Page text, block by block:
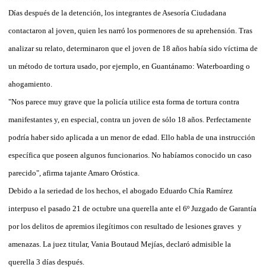
Días después de la detención, los integrantes de Asesoría Ciudadana
contactaron al joven, quien les narró los pormenores de su aprehensión. Tras
analizar su relato, determinaron que el joven de 18 años había sido víctima de
un método de tortura usado, por ejemplo, en Guantánamo: Waterboarding o
ahogamiento.
"Nos parece muy grave que la policía utilice esta forma de tortura contra
manifestantes y, en especial, contra un joven de sólo 18 años. Perfectamente
podría haber sido aplicada a un menor de edad. Ello habla de una instrucción
específica que poseen algunos funcionarios. No habíamos conocido un caso
parecido", afirma tajante Amaro Oróstica.
Debido a la seriedad de los hechos, el abogado Eduardo Chía Ramírez
interpuso el pasado 21 de octubre una querella ante el 6º Juzgado de Garantía
por los delitos de apremios ilegítimos con resultado de lesiones graves y
amenazas. La juez titular, Vania Boutaud Mejías, declaró admisible la
querella 3 días después.